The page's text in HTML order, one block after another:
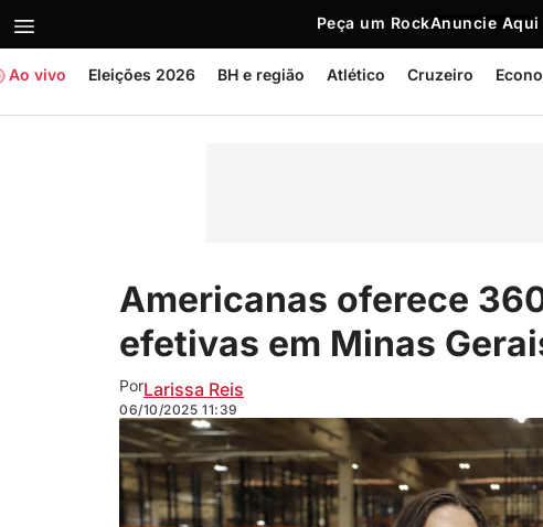
Peça um RockAnuncie Aqui
Ao vivo Eleições 2026 BH e região Atlético Cruzeiro
Americanas oferece
efetivas em Minas
PorLarissa Reis
06/10/2025 11:39